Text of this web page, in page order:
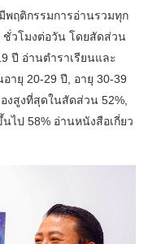
พฤติกรรมการอ่านรวมทุก
ชั่วโมงต่อวัน โดยสัดส่วน
ปี อ่านตำราเรียนและ
ายุ 20-29 ปี, อายุ 30-39
งสูงที่สุดในสัดส่วน 52%,
ไป 58% อ่านหนังสือเกี่ยว